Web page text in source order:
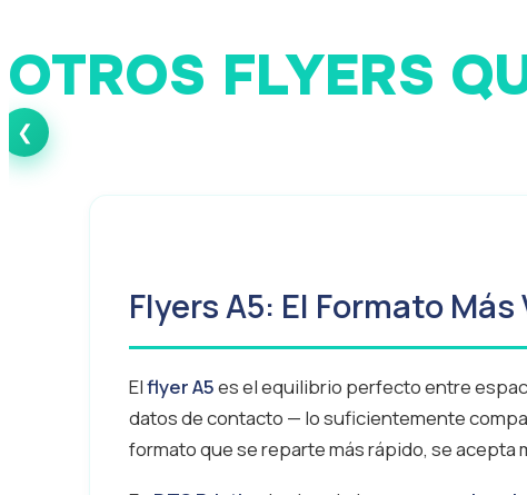
OTROS FLYERS
❮
Flyers A6 Flyers A7
Flyers A5: El Formato
Elflyer A5es el equilibrio perfecto entre
datos de contacto — lo suficientemente
formato que se reparte más rápido, se